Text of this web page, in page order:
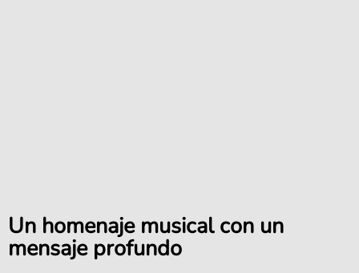
Un homenaje musical con un
mensaje profundo